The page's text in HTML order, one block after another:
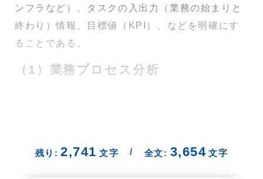
ンフラなど）、タスクの入出力（業務の始まりと
終わり）情報、目標値（KPI）、などを明確にす
ることである。
（1）業務プロセス分析
残り: 2,741 文字 / 全文: 3,654 文字